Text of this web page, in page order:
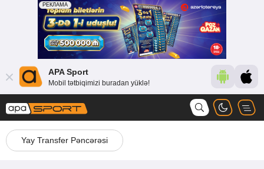
APA Sport
Mobil tətbiqimizi buradan yüklə!
Yay Transfer Pəncərəsi